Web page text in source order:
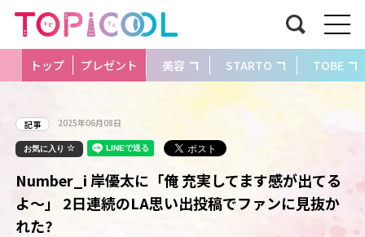
トップ プレゼント 美容 STARTO TOBE
記事 2025年06月08日
お気に入り
Number_i 岸優太に「俺 充実してます感が出てる
よ～」 2日連続のLA思い出投稿でファンに見抜か
れた?